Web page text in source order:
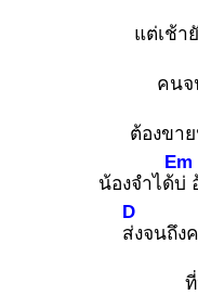
แต่เช้า
คนจ
ต้องขา
น้องจำได้บ่
Em
ส่ง
D
จนถึง